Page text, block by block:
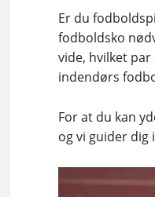
Er du
fodboldsko
vide, hvilket
indendørs
For at du kan
og vi guider dig